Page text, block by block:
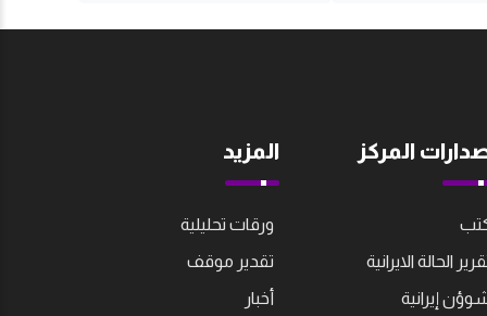
المركز
الحالة الايرانية
إيرانية
المزيد
ورقات تحليلية
تقدير موقف
أخبار